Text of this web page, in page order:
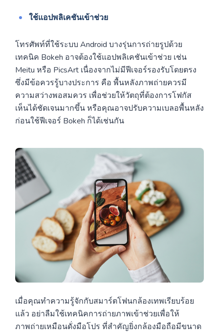
ใช้แอปพลิเคชันเข้าช่วย
โทรศัพท์ที่ใช้ระบบ Android บางรุ่นการถ่ายรูปด้วย
เทคนิค Bokeh อาจต้องใช้แอปพลิเคชันเข้าช่วย เช่น
Meitu หรือ PicsArt เนื่องจากไม่มีฟีเจอร์รองรับโดยตรง
ซึ่งมีข้อควรรู้บางประการ คือ พื้นหลังภาพถ่ายควรมี
ความสว่างพอสมควร เพื่อช่วยให้วัตถุที่ต้องการโฟกัส
เห็นได้ชัดเจนมากขึ้น หรือคุณอาจปรับความเบลอพื้นหลัง
ก่อนใช้ฟีเจอร์ Bokeh ก็ได้เช่นกัน
เมื่อคุณทำความรู้จักกับสมาร์ตโฟนกล้องเทพเรียบร้อย
แล้ว อย่าลืมใช้เทคนิคการถ่ายภาพเข้าช่วยเพื่อให้
ภาพถ่ายเหมือนดั่งมือโปร ที่สำคัญยิ่งกล้องมือถือมีขนาด